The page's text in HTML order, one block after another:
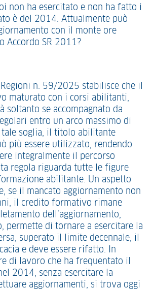
non ha esercitato e non ha fatto i
è del 2014. Attualmente può
con il monte ore
Accordo SR 2011?
Regioni n. 59/2025 stabilisce che il
maturato con i corsi abilitanti,
soltanto se accompagnato da
entro un arco massimo di
tale soglia, il titolo abilitante
più essere utilizzato, rendendo
integralmente il percorso
regola riguarda tutte le figure
abilitante. Un aspetto
se il mancato aggiornamento non
il credito formativo rimane
dell’aggiornamento,
permette di tornare a esercitare la
superato il limite decennale, il
e deve essere rifatto. In
di lavoro che ha frequentato il
2014, senza esercitare la
aggiornamenti, si trova oggi